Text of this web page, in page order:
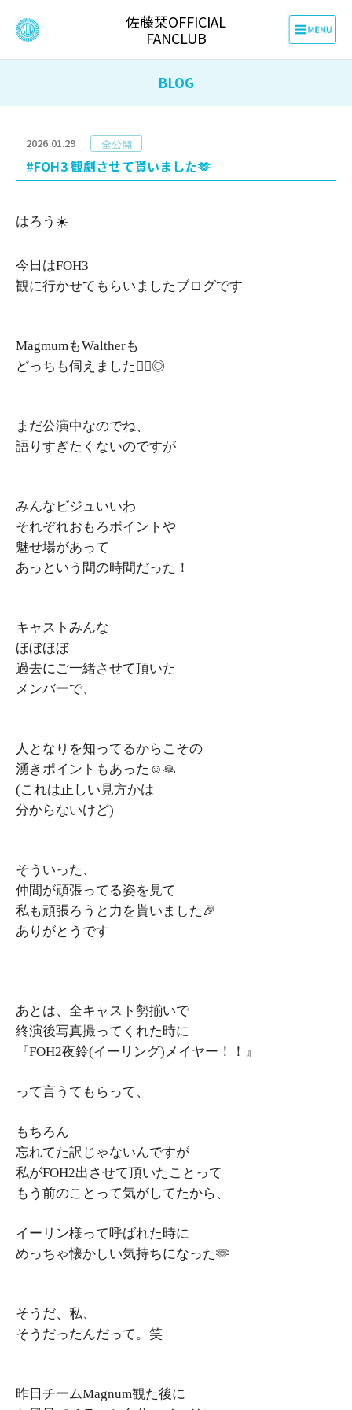
佐藤栞OFFICIAL
FANCLUB
BLOG
2026.01.29 全公開
#FOH3 観劇させて貰いました🫶
はろう☀️
今日はFOH3
観に行かせてもらいましたブログです
MagmumもWaltherも
どっちも伺えました🙆‍♀️◎
まだ公演中なのでね、
語りすぎたくないのですが
みんなビジュいいわ
それぞれおもろポイントや
魅せ場があって
あっという間の時間だった！
キャストみんな
ほぼほぼ
過去にご一緒させて頂いた
メンバーで、
人となりを知ってるからこその
湧きポイントもあった☺️🙏
(これは正しい見方かは
分からないけど)
そういった、
仲間が頑張ってる姿を見て
私も頑張ろうと力を貰いました🎉
ありがとうです
あとは、全キャスト勢揃いで
終演後写真撮ってくれた時に
『FOH2夜鈴(イーリング)メイヤー！！』
って言うてもらって、
もちろん
忘れてた訳じゃないんですが
私がFOH2出させて頂いたことって
もう前のことって気がしてたから、
イーリン様って呼ばれた時に
めっちゃ懐かしい気持ちになった🫶
そうだ、私、
そうだったんだって。笑
昨日チームMagnum観た後に